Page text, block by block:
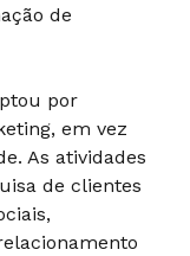
de
por
em vez
As atividades
de clientes